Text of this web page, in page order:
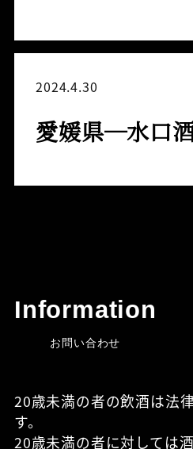
2024.4.30
愛媛県─水口
Information
お問い合わせ
20歳未満の者の飲酒は法
す。
20歳未満の者に対しては